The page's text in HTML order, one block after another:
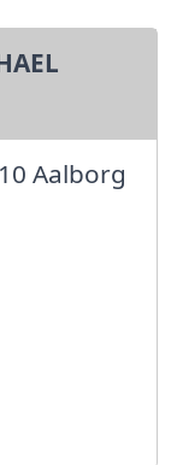
Aalborg